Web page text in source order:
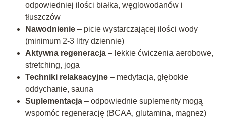
odpowiedniej ilości białka, węglowodanów i
tłuszczów
Nawodnienie– picie wystarczającej ilości wody
(minimum 2-3 litry dziennie)
Aktywna regeneracja– lekkie ćwiczenia aerobowe,
stretching, joga
Techniki relaksacyjne– medytacja, głębokie
oddychanie, sauna
Suplementacja– odpowiednie suplementy mogą
wspomóc regenerację (BCAA, glutamina, magnez)